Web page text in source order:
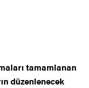
tamamlanan
düzenlenecek